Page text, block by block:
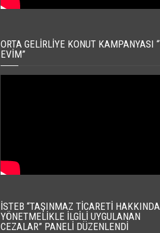
ORTA GELIRLIYE KONUT KAMPANYASI
EVIM”
İSTEB “TAŞINMAZ TICARETI HAKKINDA
YÖNETMELIKLE İLGILI UYGULANAN
CEZALAR” PANELI DÜZENLENDI